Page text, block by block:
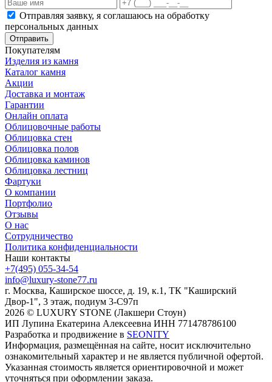
Отправляя заявку, я соглашаюсь на обработку
персональных данных
Отправить
Покупателям
Изделия из камня
Каталог камня
Акции
Доставка и монтаж
Гарантии
Онлайн оплата
Облицовочные работы
Облицовка стен
Облицовка полов
Облицовка каминов
Облицовка лестниц
Фартуки
О компании
Портфолио
Отзывы
О нас
Сотрудничество
Политика конфиденциальности
Наши контакты
+7(495) 055-34-54
info@luxury-stone77.ru
г. Москва, Каширское шоссе, д. 19, к.1, ТК "Каширский
Двор-1", 3 этаж, подиум 3-С97п
2026 © LUXURY STONE (Лакшери Стоун)
ИП Лупина Екатерина Алексеевна ИНН 771478786100
Разработка и продвижение в SEONITY
Информация, размещённая на сайте, носит исключительно
ознакомительный характер и не является публичной офертой.
Указанная стоимость является ориентировочной и может
уточняться при оформлении заказа.